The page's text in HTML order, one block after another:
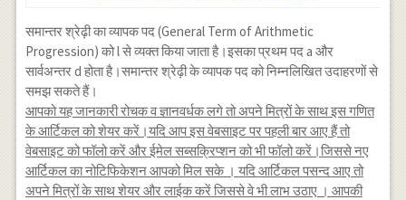
समान्तर श्रेढ़ी का व्यापक पद (General Term of Arithmetic
Progression) को l से व्यक्त किया जाता है।इसका प्रथम पद a और
सार्वअन्तर d होता है।समान्तर श्रेढ़ी के व्यापक पद को निम्नलिखित उदाहरणों से
समझ सकते हैं।
आपको यह जानकारी रोचक व ज्ञानवर्धक लगे तो अपने मित्रों के साथ इस गणित
के आर्टिकल को शेयर करें।यदि आप इस वेबसाइट पर पहली बार आए हैं तो
वेबसाइट को फॉलो करें और ईमेल सब्सक्रिप्शन को भी फॉलो करें।जिससे नए
आर्टिकल का नोटिफिकेशन आपको मिल सके । यदि आर्टिकल पसन्द आए तो
अपने मित्रों के साथ शेयर और लाईक करें जिससे वे भी लाभ उठाए । आपकी